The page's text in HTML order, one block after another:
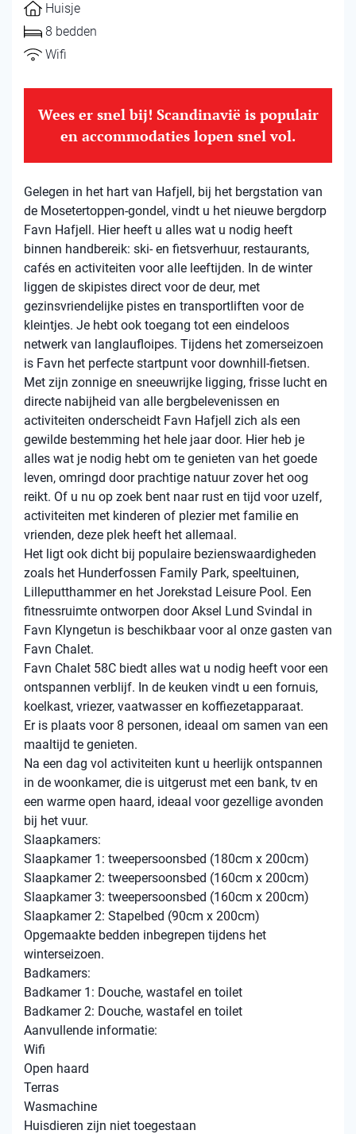
Huisje
8 bedden
Wifi
Wees er snel bij! Scandinavië is populair
en accommodaties lopen snel vol.
Gelegen in het hart van Hafjell, bij het bergstation van
de Mosetertoppen-gondel, vindt u het nieuwe bergdorp
Favn Hafjell. Hier heeft u alles wat u nodig heeft
binnen handbereik: ski- en fietsverhuur, restaurants,
cafés en activiteiten voor alle leeftijden. In de winter
liggen de skipistes direct voor de deur, met
gezinsvriendelijke pistes en transportliften voor de
kleintjes. Je hebt ook toegang tot een eindeloos
netwerk van langlaufloipes. Tijdens het zomerseizoen
is Favn het perfecte startpunt voor downhill-fietsen.
Met zijn zonnige en sneeuwrijke ligging, frisse lucht en
directe nabijheid van alle bergbelevenissen en
activiteiten onderscheidt Favn Hafjell zich als een
gewilde bestemming het hele jaar door. Hier heb je
alles wat je nodig hebt om te genieten van het goede
leven, omringd door prachtige natuur zover het oog
reikt. Of u nu op zoek bent naar rust en tijd voor uzelf,
activiteiten met kinderen of plezier met familie en
vrienden, deze plek heeft het allemaal.
Het ligt ook dicht bij populaire bezienswaardigheden
zoals het Hunderfossen Family Park, speeltuinen,
Lilleputthammer en het Jorekstad Leisure Pool. Een
fitnessruimte ontworpen door Aksel Lund Svindal in
Favn Klyngetun is beschikbaar voor al onze gasten van
Favn Chalet.
Favn Chalet 58C biedt alles wat u nodig heeft voor een
ontspannen verblijf. In de keuken vindt u een fornuis,
koelkast, vriezer, vaatwasser en koffiezetapparaat.
Er is plaats voor 8 personen, ideaal om samen van een
maaltijd te genieten.
Na een dag vol activiteiten kunt u heerlijk ontspannen
in de woonkamer, die is uitgerust met een bank, tv en
een warme open haard, ideaal voor gezellige avonden
bij het vuur.
Slaapkamers:
Slaapkamer 1: tweepersoonsbed (180cm x 200cm)
Slaapkamer 2: tweepersoonsbed (160cm x 200cm)
Slaapkamer 3: tweepersoonsbed (160cm x 200cm)
Slaapkamer 2: Stapelbed (90cm x 200cm)
Opgemaakte bedden inbegrepen tijdens het
winterseizoen.
Badkamers:
Badkamer 1: Douche, wastafel en toilet
Badkamer 2: Douche, wastafel en toilet
Aanvullende informatie:
Wifi
Open haard
Terras
Wasmachine
Huisdieren zijn niet toegestaan